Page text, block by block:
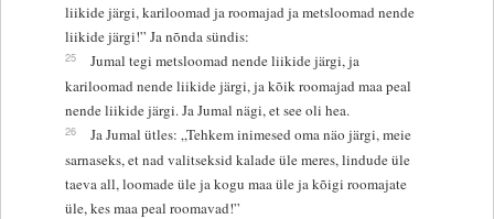
liikide järgi, kariloomad ja roomajad ja metsloomad nende
liikide järgi!” Ja nõnda sündis:
25
Jumal tegi metsloomad nende liikide järgi, ja
kariloomad nende liikide järgi, ja kõik roomajad maa peal
nende liikide järgi. Ja Jumal nägi, et see oli hea.
26
Ja Jumal ütles: „Tehkem inimesed oma näo järgi, meie
sarnaseks, et nad valitseksid kalade üle meres, lindude üle
taeva all, loomade üle ja kogu maa üle ja kõigi roomajate
üle, kes maa peal roomavad!”